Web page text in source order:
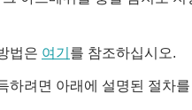
법은 여기 를 참조하십시오.
하려면 아래에 설명된 절차